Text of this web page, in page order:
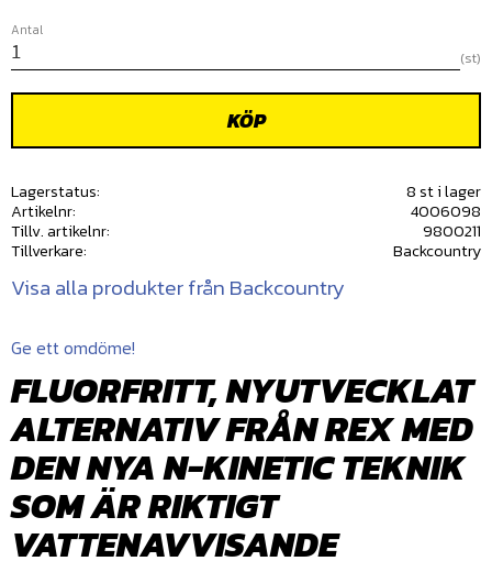
Antal
st
KÖP
Lagerstatus
8 st i lager
Artikelnr
4006098
Tillv. artikelnr
9800211
Tillverkare
Backcountry
Visa alla produkter från Backcountry
Ge ett omdöme!
FLUORFRITT, NYUTVECKLAT
ALTERNATIV FRÅN REX MED
DEN NYA N-KINETIC TEKNIK
SOM ÄR RIKTIGT
VATTENAVVISANDE